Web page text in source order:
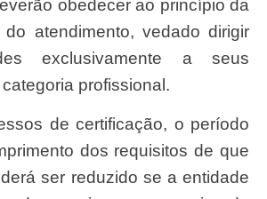
obedecer ao princípio da
do atendimento, vedado dirigir
exclusivamente a seus
profissional.
de certificação, o período
dos requisitos de que
ser reduzido se a entidade